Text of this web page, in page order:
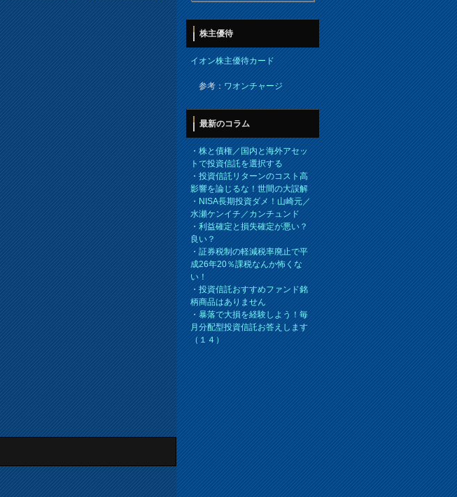
株主優待
イオン株主優待カード
参考：ワオンチャージ
最新のコラム
・株と債権／国内と海外アセッ
トで投資信託を選択する
・投資信託リターンのコスト高
影響を論じるな！世間の大誤解
・NISA長期投資ダメ！山崎元／
水瀬ケンイチ／カンチュンド
・利益確定と損失確定が悪い？
良い？
・証券税制の軽減税率廃止で平
成26年20％課税なんか怖くな
い！
・投資信託おすすめファンド銘
柄商品はありません
・暴落で大損を経験しよう！毎
月分配型投資信託お答えします
（１４）